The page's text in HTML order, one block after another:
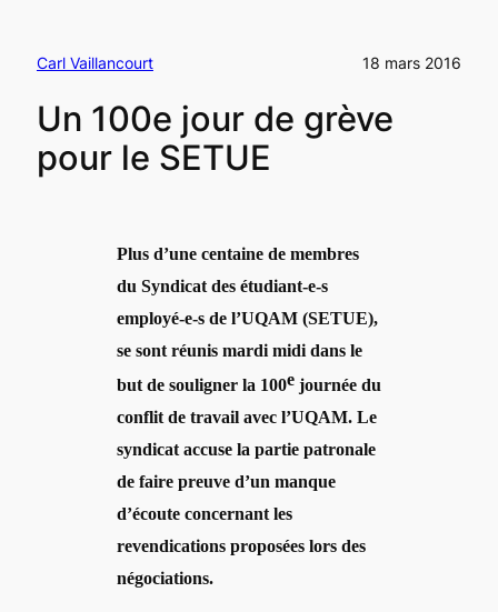
Carl Vaillancourt 18 mars 2016
Un 100e jour de grève
pour le SETUE
Plus d’une centaine de membres
du Syndicat des étudiant-e-s
employé-e-s de l’UQAM (SETUE),
se sont réunis mardi midi dans le
but de souligner la 100ejournée du
conflit de travail avec l’UQAM. Le
syndicat accuse la partie patronale
de faire preuve d’un manque
d’écoute concernant les
revendications proposées lors des
négociations.